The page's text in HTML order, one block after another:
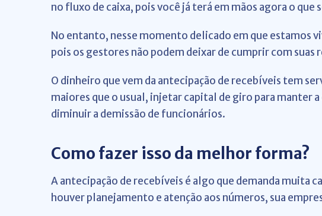
no fluxo de caixa, pois você já terá em mãos agora o
No entanto, nesse momento delicado em que estamos
pois os gestores não podem deixar de cumprir com suas
O dinheiro que vem da antecipação de recebíveis tem
maiores que o usual, injetar capital de giro para manter
diminuir a demissão de funcionários.
Como fazer isso da melhor forma?
A antecipação de recebíveis é algo que demanda muita
houver planejamento e atenção aos números, sua